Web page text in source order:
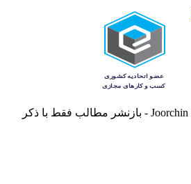
Joorchin Digital Marketing Agency - بازنشر مطالب فقط با ذکر